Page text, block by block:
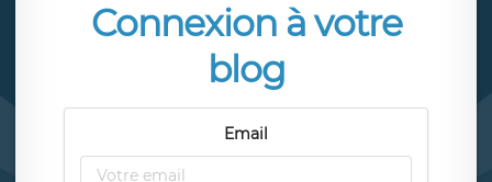
Connexion à votre
blog
Email